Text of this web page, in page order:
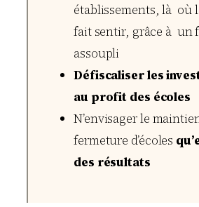
établissements, là où
fait sentir, grâce à un
assoupli
Défiscaliser les
au profit des écoles
N’envisager le
fermeture d’écoles
des résultats